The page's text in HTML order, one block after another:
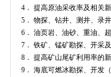
4． 提高原油采收率及相关
5． 物探、钻井、测井、录
6． 油页岩、油砂、重油、
7． 铁矿、锰矿勘探、开采
8． 提高矿山尾矿利用率的
9． 海底可燃冰勘探、开发